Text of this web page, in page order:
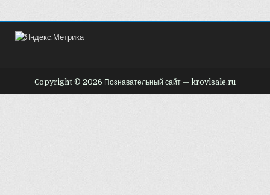
Copyright © 2026 Познавательный сайт — krovlsale.ru